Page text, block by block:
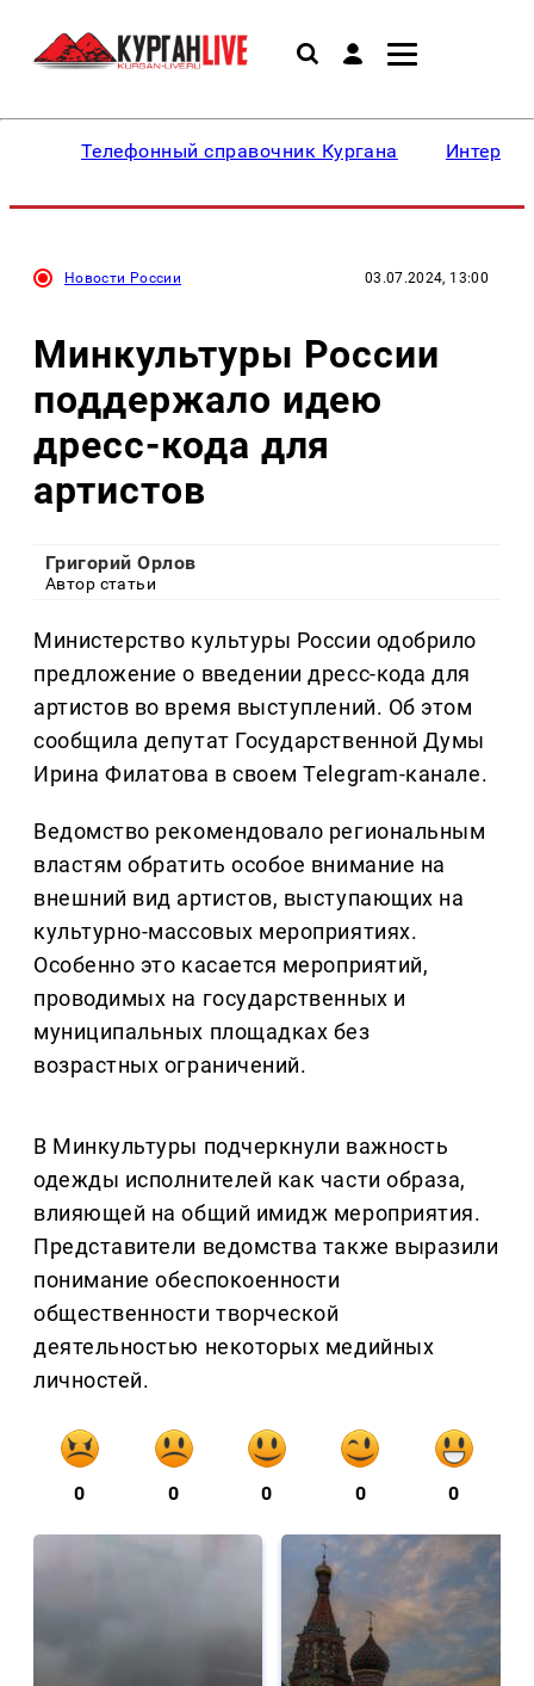
Телефонный справочник Кургана
Новости России 03.07.2024, 13:00
Минкультуры России
поддержало идею
дресс-кода для
артистов
Григорий Орлов
Автор статьи
Министерство культуры России одобрило
предложение о введении дресс-кода для
артистов во время выступлений. Об этом
сообщила депутат Государственной Думы
Ирина Филатова в своем Telegram-канале.
Ведомство рекомендовало региональным
властям обратить особое внимание на
внешний вид артистов, выступающих на
культурно-массовых мероприятиях.
Особенно это касается мероприятий,
проводимых на государственных и
муниципальных площадках без
возрастных ограничений.
В Минкультуры подчеркнули важность
одежды исполнителей как части образа,
влияющей на общий имидж мероприятия.
Представители ведомства также выразили
понимание обеспокоенности
общественности творческой
деятельностью некоторых медийных
личностей.
0 0 0 0 0